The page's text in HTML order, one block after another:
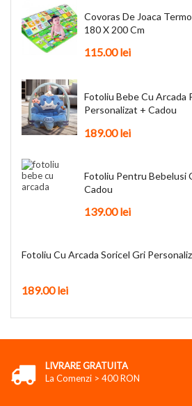
Covoras De Joaca
180 X 200 Cm
115.00lei
Fotoliu Bebe Cu Arcada
Personalizat + Cadou
189.00lei
Fotoliu Pentru Bebelusi
Cadou
139.00lei
Fotoliu Cu Arcada Soricel Gri
189.00lei
LIVRARE GRATUITA
La Comenzi > 400 RON